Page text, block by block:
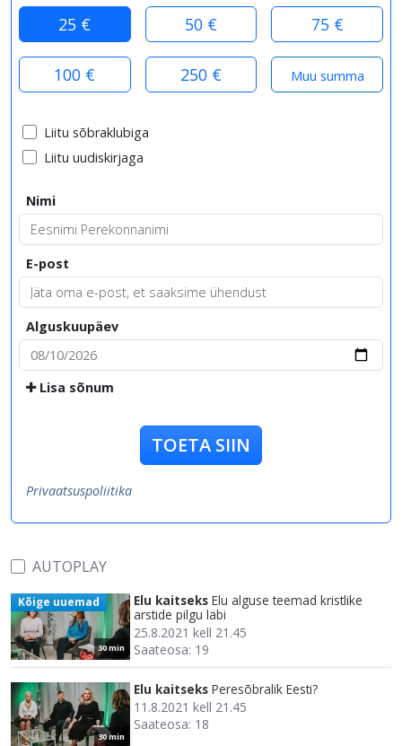
25 € 50 € 75 €
100 € 250 €
Liitu sõbraklubiga
Liitu uudiskirjaga
Nimi
E-post
Alguskuupäev
Lisa sõnum
TOETA SIIN
Privaatsuspoliitika
AUTOPLAY
30 min
Kõige uuemad Elu kaitseks Elu alguse teemad kristlike
arstide pilgu läbi
25.8.2021 kell 21.45
Saateosa: 19
30 min
Elu kaitseks Peresõbralik Eesti?
11.8.2021 kell 21.45
Saateosa: 18